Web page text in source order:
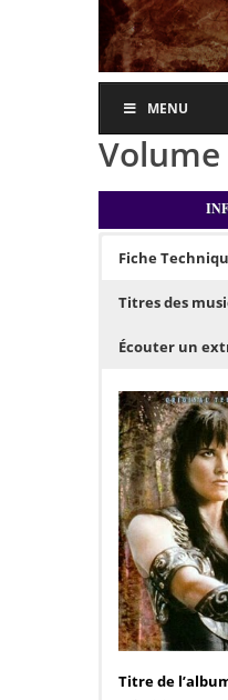
MENU
Volume
Fiche
Titres des
Écouter un
Titre de